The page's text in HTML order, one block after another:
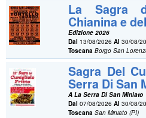
La Sagra
Chianina e
Edizione 2026
Dal 13/08/2026Al 30/08/
Toscana Borgo San
Sagra Del
Serra Di San
A La Serra Di San Miniato
Dal 07/08/2026Al 30/08/
Toscana San Miniato (PI)